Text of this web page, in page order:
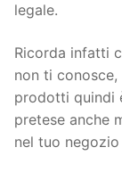
legale.
Ricorda infatti
non ti
prodotti quindi
pretese anche
nel tuo